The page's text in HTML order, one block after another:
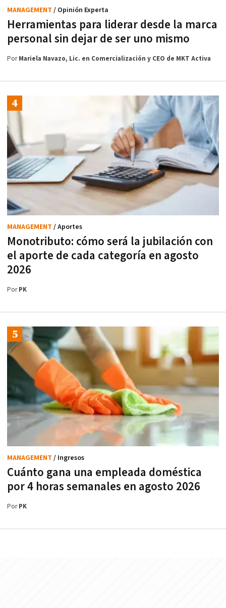
Herramientas para liderar desde la marca
personal sin dejar de ser uno mismo
MANAGEMENT / Opinión Experta
PorMariela Navazo, Lic. en Comercialización y CEO de MKT Activa
Monotributo: cómo será la jubilación con
el aporte de cada categoría en agosto
2026
MANAGEMENT / Aportes
PorPK
Cuánto gana una empleada doméstica
por 4 horas semanales en agosto 2026
MANAGEMENT / Ingresos
PorPK